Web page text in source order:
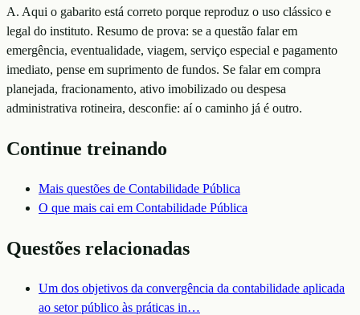
A. Aqui o gabarito está correto porque reproduz o uso clássico e
legal do instituto. Resumo de prova: se a questão falar em
emergência, eventualidade, viagem, serviço especial e pagamento
imediato, pense em suprimento de fundos. Se falar em compra
planejada, fracionamento, ativo imobilizado ou despesa
administrativa rotineira, desconfie: aí o caminho já é outro.
Continue treinando
Mais questões de Contabilidade Pública
O que mais cai em Contabilidade Pública
Questões relacionadas
Um dos objetivos da convergência da contabilidade aplicada
ao setor público às práticas in…